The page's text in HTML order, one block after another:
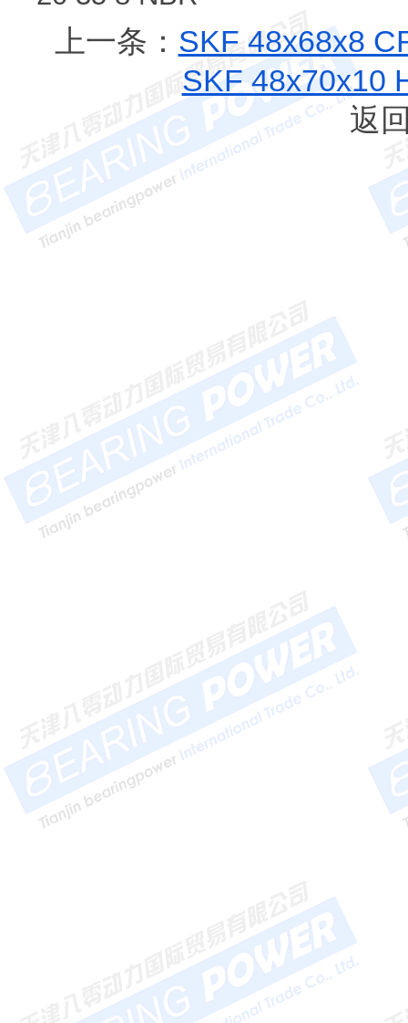
上一条： SKF 48x68x8
SKF 48x70x10
返